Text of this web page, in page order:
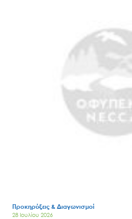
Προκηρύξεις & Διαγωνισμοί
28 Ιουλίου 2026